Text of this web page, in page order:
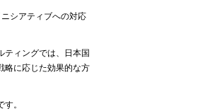
シアティブへの対応
ティングでは、日本国
略に応じた効果的な方
。